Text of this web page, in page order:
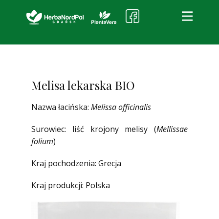
Produkty i usługi
Kontakt
Sklep partnerski
Melisa lekarska BIO
Nazwa łacińska: Melissa officinalis
Surowiec: liść krojony melisy (Mellissae
folium)
Kraj pochodzenia: Grecja
Kraj produkcji: Polska